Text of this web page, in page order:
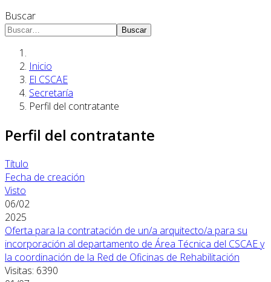
Buscar
Buscar
Inicio
El CSCAE
Secretaría
Perfil del contratante
Perfil del contratante
Título
Fecha de creación
Visto
06/02
2025
Oferta para la contratación de un/a arquitecto/a para su
incorporación al departamento de Área Técnica del CSCAE y
la coordinación de la Red de Oficinas de Rehabilitación
Visitas: 6390